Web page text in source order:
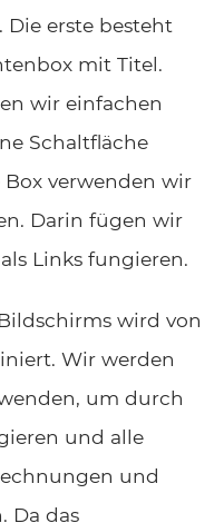
Die erste besteht
mit Titel.
wir einfachen
Schaltfläche
verwenden wir
Darin fügen wir
Links fungieren.
wird von
Wir werden
um durch
und alle
und
Da das